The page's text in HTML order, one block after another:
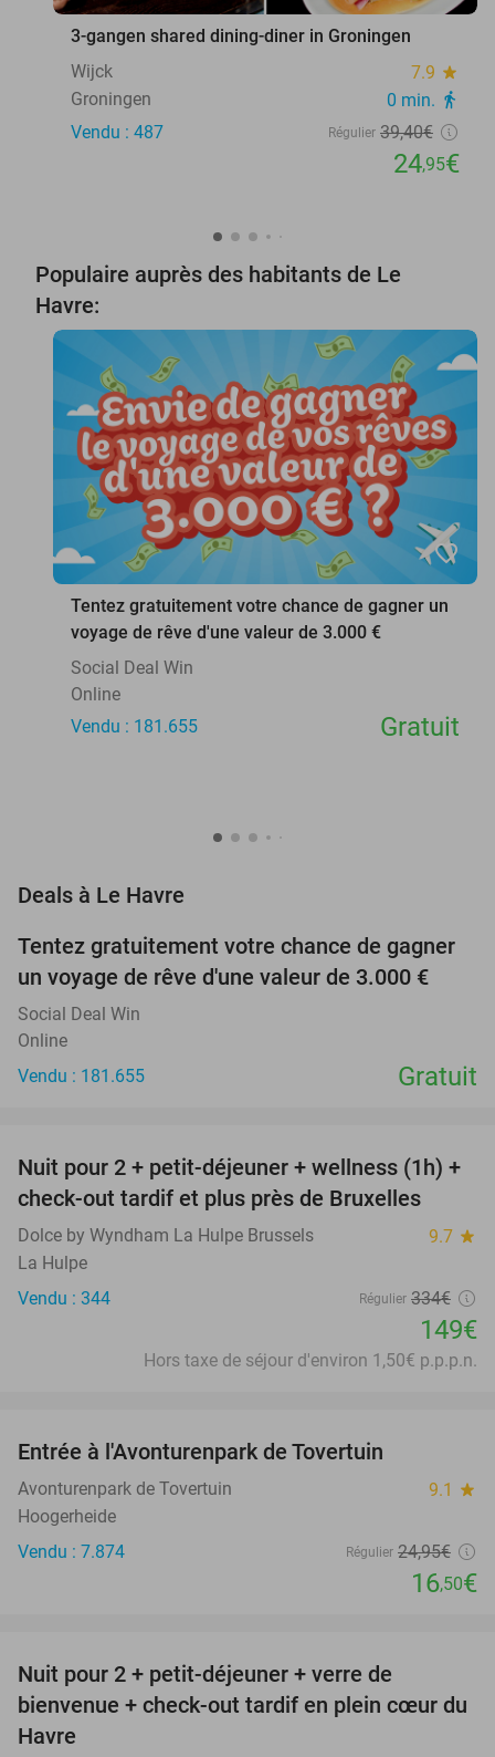
3-gangen shared dining-diner in Groningen
Wijck
7.9 star
Groningen 0 min. directions_walk
Vendu : 487 Régulier 39,40€
24,95€
Populaire auprès des habitants de Le
Havre:
favorite_border
Tentez gratuitement votre chance de gagner un
voyage de rêve d'une valeur de 3.000 €
Social Deal Win
Online
Vendu : 181.655
Gratuit
Deals à Le Havre
Tentez gratuitement votre chance de gagner
un voyage de rêve d'une valeur de 3.000 €
Social Deal Win
Online
Vendu : 181.655
Gratuit
55%
Nuit pour 2 + petit-déjeuner + wellness (1h) +
check-out tardif et plus près de Bruxelles
Dolce by Wyndham La Hulpe Brussels 9.7 star
La Hulpe
Vendu : 344
Régulier 334€
149€
Hors taxe de séjour d'environ 1,50€ p.p.p.n.
Entrée à l'Avonturenpark de Tovertuin
Avonturenpark de Tovertuin 9.1 star
Hoogerheide
Vendu : 7.874
Régulier 24,95€
16,50€
Nuit pour 2 + petit-déjeuner + verre de
bienvenue + check-out tardif en plein cœur du
Havre